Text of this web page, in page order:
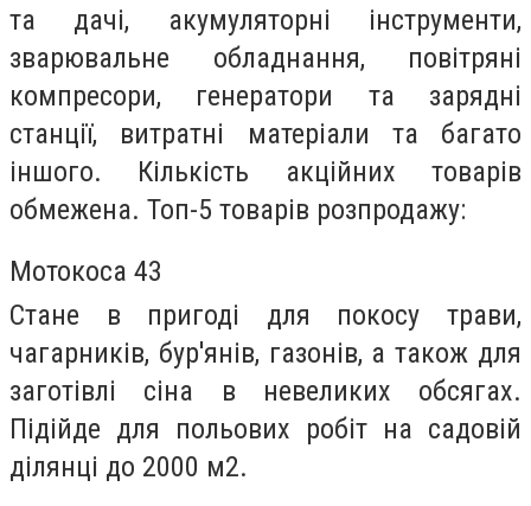
та дачі, акумуляторні інструменти,
зварювальне обладнання, повітряні
компресори, генератори та зарядні
станції, витратні матеріали та багато
іншого. Кількість акційних товарів
обмежена. Топ-5 товарів розпродажу:
Мотокоса 43
Стане в пригоді для покосу трави,
чагарників, бур'янів, газонів, а також для
заготівлі сіна в невеликих обсягах.
Підійде для польових робіт на садовій
ділянці до 2000 м2.